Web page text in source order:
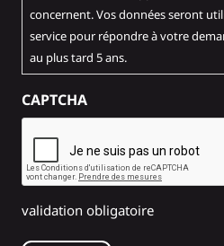
concernent. Vos données seront
service pour répondre à votre
au plus tard 5 ans.
CAPTCHA
validation obligatoire